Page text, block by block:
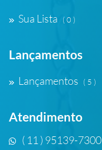
Sua Lista ( 0 )
Lançamentos
Lançamentos ( 5 )
Atendimento
( 11 ) 95139-7300